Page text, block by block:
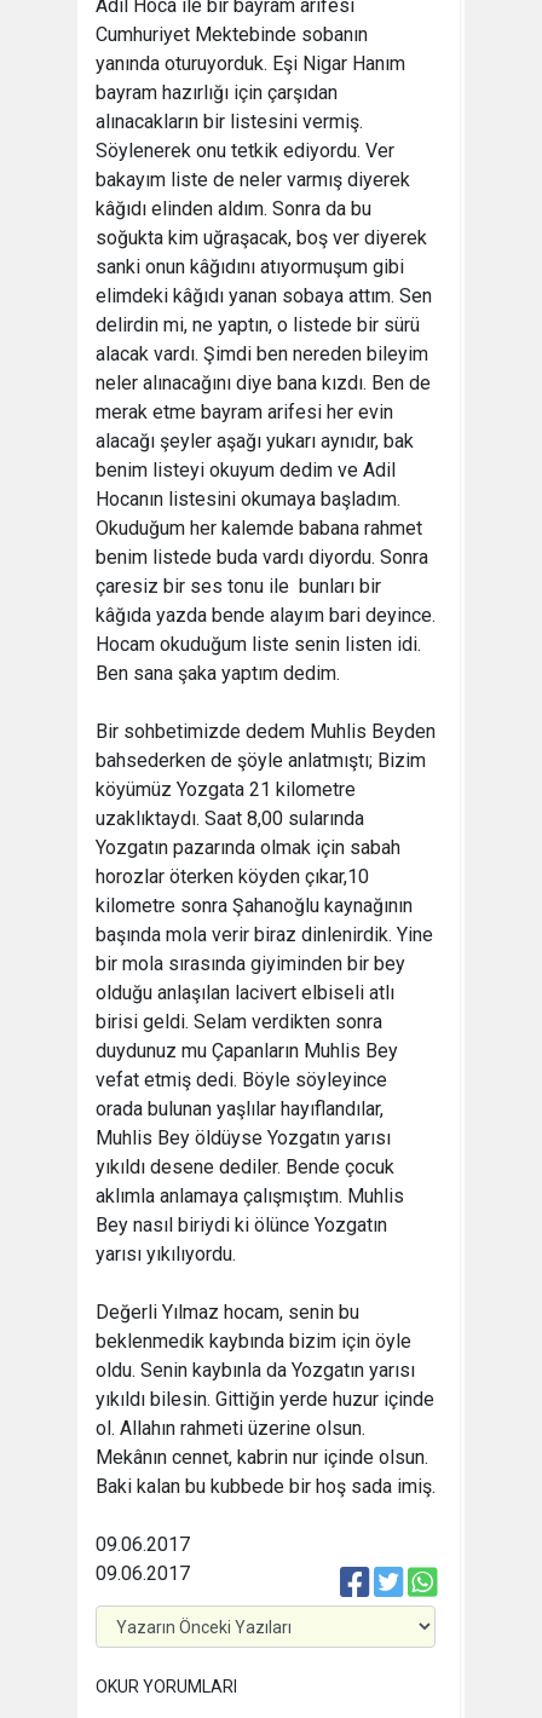
Adil Hoca ile bir bayram arifesi
Cumhuriyet Mektebinde sobanın
yanında oturuyorduk. Eşi Nigar Hanım
bayram hazırlığı için çarşıdan
alınacakların bir listesini vermiş.
Söylenerek onu tetkik ediyordu. Ver
bakayım liste de neler varmış diyerek
kâğıdı elinden aldım. Sonra da bu
soğukta kim uğraşacak, boş ver diyerek
sanki onun kâğıdını atıyormuşum gibi
elimdeki kâğıdı yanan sobaya attım. Sen
delirdin mi, ne yaptın, o listede bir sürü
alacak vardı. Şimdi ben nereden bileyim
neler alınacağını diye bana kızdı. Ben de
merak etme bayram arifesi her evin
alacağı şeyler aşağı yukarı aynıdır, bak
benim listeyi okuyum dedim ve Adil
Hocanın listesini okumaya başladım.
Okuduğum her kalemde babana rahmet
benim listede buda vardı diyordu. Sonra
çaresiz bir ses tonu ile  bunları bir
kâğıda yazda bende alayım bari deyince.
Hocam okuduğum liste senin listen idi.
Ben sana şaka yaptım dedim.
Bir sohbetimizde dedem Muhlis Beyden
bahsederken de şöyle anlatmıştı; Bizim
köyümüz Yozgata 21 kilometre
uzaklıktaydı. Saat 8,00 sularında
Yozgatın pazarında olmak için sabah
horozlar öterken köyden çıkar,10
kilometre sonra Şahanoğlu kaynağının
başında mola verir biraz dinlenirdik. Yine
bir mola sırasında giyiminden bir bey
olduğu anlaşılan lacivert elbiseli atlı
birisi geldi. Selam verdikten sonra
duydunuz mu Çapanların Muhlis Bey
vefat etmiş dedi. Böyle söyleyince
orada bulunan yaşlılar hayıflandılar,
Muhlis Bey öldüyse Yozgatın yarısı
yıkıldı desene dediler. Bende çocuk
aklımla anlamaya çalışmıştım. Muhlis
Bey nasıl biriydi ki ölünce Yozgatın
yarısı yıkılıyordu.
Değerli Yılmaz hocam, senin bu
beklenmedik kaybında bizim için öyle
oldu. Senin kaybınla da Yozgatın yarısı
yıkıldı bilesin. Gittiğin yerde huzur içinde
ol. Allahın rahmeti üzerine olsun.
Mekânın cennet, kabrin nur içinde olsun.
Baki kalan bu kubbede bir hoş sada imiş.
09.06.2017
09.06.2017
OKUR YORUMLARI